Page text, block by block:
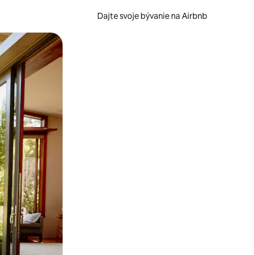
Dajte svoje bývanie na Airbnb
pomocou dotykových gest či potiahnutia prstom.